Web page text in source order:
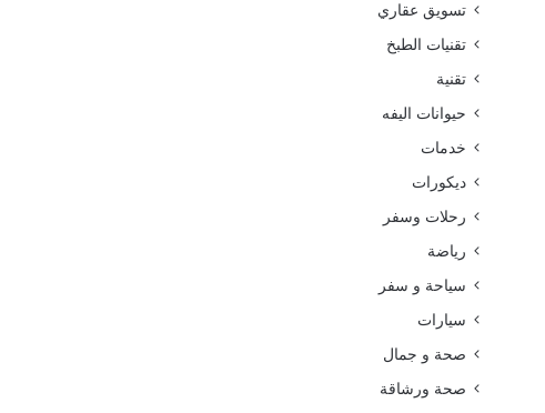
تسويق عقاري
تقنيات الطبخ
تقنية
حيوانات اليفه
خدمات
ديكورات
رحلات وسفر
رياضة
سياحة و سفر
سيارات
صحة و جمال
صحة ورشاقة